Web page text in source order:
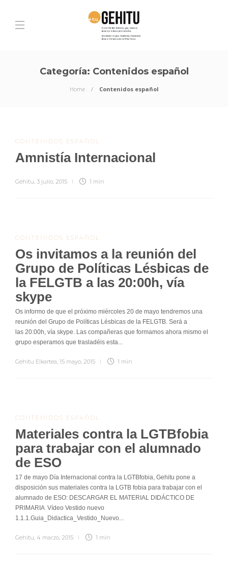
Categoría: Contenidos español
Home Contenidos español
CONTENIDOS ESPAÑOL
Amnistía Internacional
Gehitu, 3 julio, 2015 1 min
CONTENIDOS ESPAÑOL
Os invitamos a la reunión del
Grupo de Políticas Lésbicas de
la FELGTB a las 20:00h, vía
skype
Os informo de que el próximo miércoles 20 de mayo tendremos una
reunión del Grupo de Políticas Lésbicas de la FELGTB. Será a
las 20:00h, vía skype. Las compañeras que formamos ahora mismo el
grupo esperamos que trasladéis esta...
Gehitu Elkartea, 15 mayo, 2015 1 min
CONTENIDOS ESPAÑOL
Materiales contra la LGTBfobia
para trabajar con el alumnado
de ESO
17 de mayo Día Internacional contra la LGTBfobia, Gehitu pone a
disposición sus materiales contra la LGTB fobia para trabajar con el
alumnado de ESO: DESCARGAR EL MATERIAL DIDÁCTICO DE
PRIMARIA Vídeo Vestido nuevo
1.1.1.Guia_Didactica_Vestido_Nuevo...
Gehitu, 4 marzo, 2015 1 min